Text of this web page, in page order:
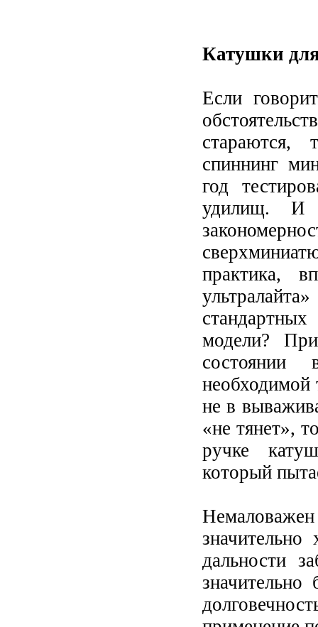
Катушки
Если
стараются,
спиннинг
год
удилищ. И
практика,
модели?
состоянии
необходимой
не в
«не тянет»,
ручке
который
дальности